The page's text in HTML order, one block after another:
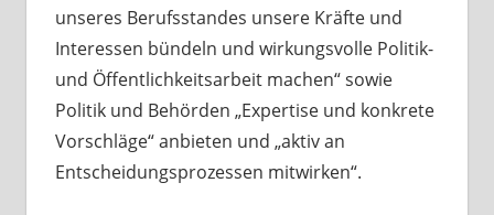
unseres Berufsstandes unsere Kräfte und
Interessen bündeln und wirkungsvolle Politik-
und Öffentlichkeitsarbeit machen“ sowie
Politik und Behörden „Expertise und konkrete
Vorschläge“ anbieten und „aktiv an
Entscheidungsprozessen mitwirken“.